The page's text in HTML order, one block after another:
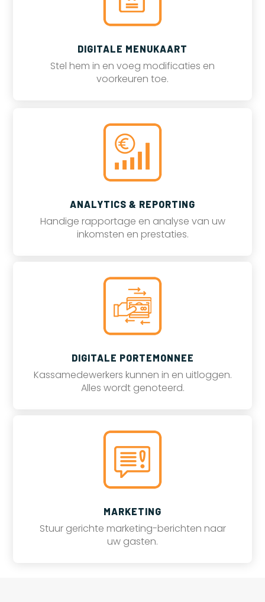
DIGITALE MENUKAART
Stel hem in en voeg modificaties en
voorkeuren toe.
ANALYTICS & REPORTING
Handige rapportage en analyse van uw
inkomsten en prestaties.
DIGITALE PORTEMONNEE
Kassamedewerkers kunnen in en uitloggen.
Alles wordt genoteerd.
MARKETING
Stuur gerichte marketing-berichten naar
uw gasten.